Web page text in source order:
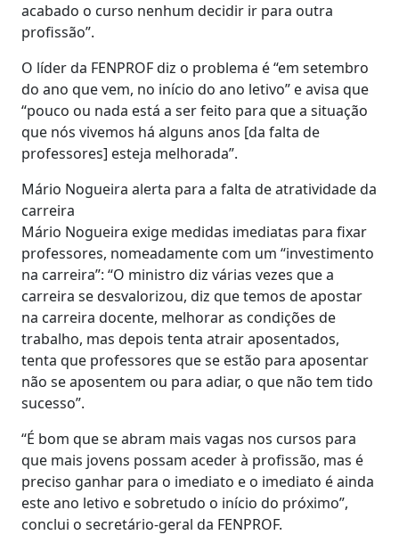
acabado o curso nenhum decidir ir para outra
profissão”.
O líder da FENPROF diz o problema é “em setembro
do ano que vem, no início do ano letivo” e avisa que
“pouco ou nada está a ser feito para que a situação
que nós vivemos há alguns anos [da falta de
professores] esteja melhorada”.
Mário Nogueira alerta para a falta de atratividade da
carreira
Mário Nogueira exige medidas imediatas para fixar
professores, nomeadamente com um “investimento
na carreira”: “O ministro diz várias vezes que a
carreira se desvalorizou, diz que temos de apostar
na carreira docente, melhorar as condições de
trabalho, mas depois tenta atrair aposentados,
tenta que professores que se estão para aposentar
não se aposentem ou para adiar, o que não tem tido
sucesso”.
“É bom que se abram mais vagas nos cursos para
que mais jovens possam aceder à profissão, mas é
preciso ganhar para o imediato e o imediato é ainda
este ano letivo e sobretudo o início do próximo”,
conclui o secretário-geral da FENPROF.